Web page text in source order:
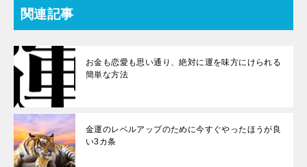
関連記事
お金も恋愛も思い通り、絶対に運を味方にけられる
簡単な方法
金運のレベルアップのために今すぐやったほうが良
い3カ条